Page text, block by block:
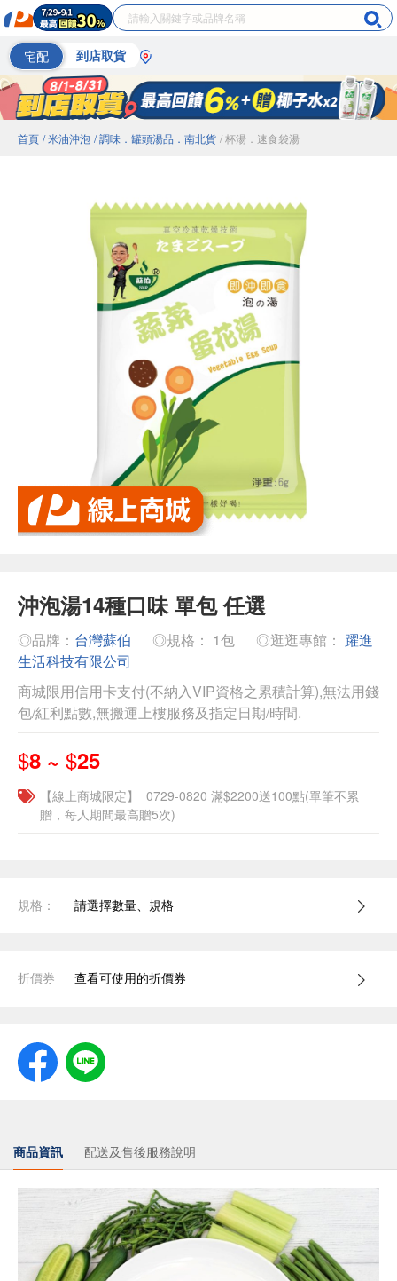
宅配 到店取貨
首頁 / 米油沖泡 / 調味．罐頭湯品．南北貨 / 杯湯．速食袋湯
沖泡湯14種口味 單包 任選
◎品牌： 台灣蘇伯 ◎規格： 1包 ◎逛逛專館： 躍進
生活科技有限公司
商城限用信用卡支付(不納入VIP資格之累積計算),無法用錢
包/紅利點數,無搬運上樓服務及指定日期/時間.
$8 ~ $25
【線上商城限定】_0729-0820 滿$2200送100點(單筆不累
贈，每人期間最高贈5次)
規格： 請選擇數量、規格
折價券 查看可使用的折價券
商品資訊 配送及售後服務說明